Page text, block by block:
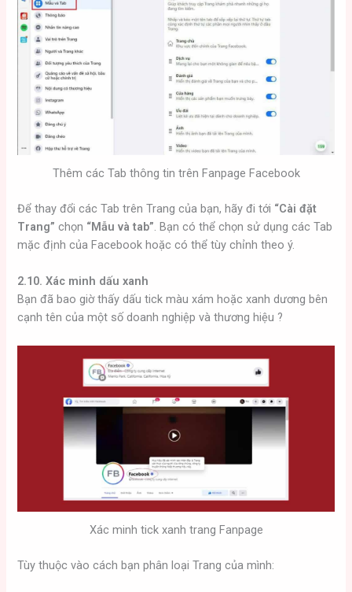
Thêm các Tab thông tin trên Fanpage Facebook
Để thay đổi các Tab trên Trang của bạn, hãy đi tới “Cài đặt
Trang”chọn “Mẫu và tab”. Bạn có thể chọn sử dụng các Tab
mặc định của Facebook hoặc có thể tùy chỉnh theo ý.
2.10. Xác minh dấu xanh
Bạn đã bao giờ thấy dấu tick màu xám hoặc xanh dương bên
cạnh tên của một số doanh nghiệp và thương hiệu ?
Xác minh tick xanh trang Fanpage
Tùy thuộc vào cách bạn phân loại Trang của mình: